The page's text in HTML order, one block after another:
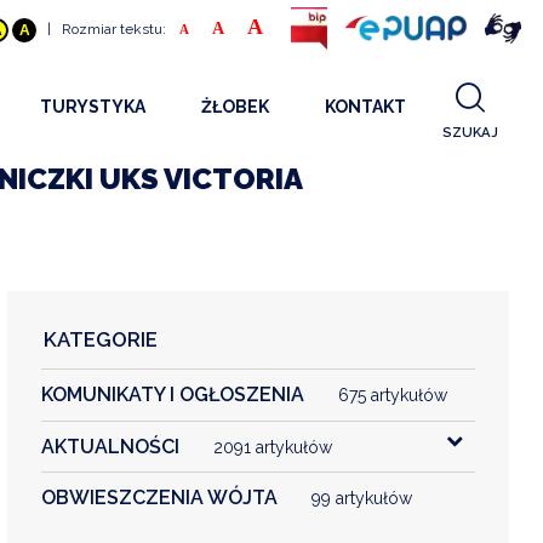
A | Rozmiar tekstu: A A A
TURYSTYKA ŻŁOBEK
KONTAKT
KONTAKT
SZUKAJ
UKS VICTORIA
KATEGORIE
KOMUNIKATY I OGŁOSZENIA 675 artykułów
AKTUALNOŚCI 2091 artykułów
OBWIESZCZENIA WÓJTA 99 artykułów